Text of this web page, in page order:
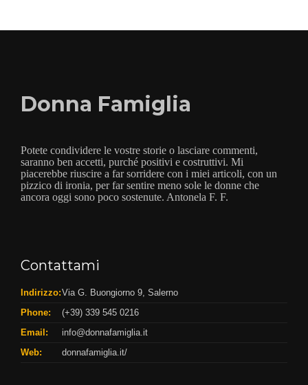
Donna Famiglia
Potete condividere le vostre storie o lasciare commenti,
saranno ben accetti, purché positivi e costruttivi. Mi
piacerebbe riuscire a far sorridere con i miei articoli, con un
pizzico di ironia, per far sentire meno sole le donne che
ancora oggi sono poco sostenute. Antonela F. F.
Contattami
Indirizzo:Via G. Buongiorno 9, Salerno
Phone:
(+39) 339 545 0216
Email:
info@donnafamiglia.it
Web:
donnafamiglia.it/